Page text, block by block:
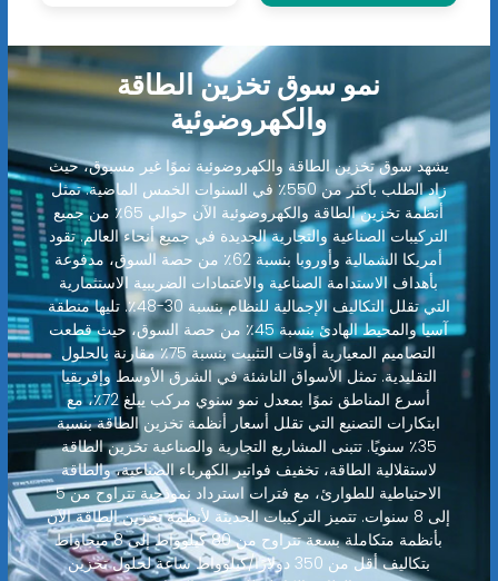
نمو سوق تخزين الطاقة
والكهروضوئية
يشهد سوق تخزين الطاقة والكهروضوئية نموًا غير مسبوق، حيث
زاد الطلب بأكثر من 550٪ في السنوات الخمس الماضية. تمثل
أنظمة تخزين الطاقة والكهروضوئية الآن حوالي 65٪ من جميع
التركيبات الصناعية والتجارية الجديدة في جميع أنحاء العالم. تقود
أمريكا الشمالية وأوروبا بنسبة 62٪ من حصة السوق، مدفوعة
بأهداف الاستدامة الصناعية والاعتمادات الضريبية الاستثمارية
التي تقلل التكاليف الإجمالية للنظام بنسبة 30-48٪. تليها منطقة
آسيا والمحيط الهادئ بنسبة 45٪ من حصة السوق، حيث قطعت
التصاميم المعيارية أوقات التثبيت بنسبة 75٪ مقارنة بالحلول
التقليدية. تمثل الأسواق الناشئة في الشرق الأوسط وإفريقيا
أسرع المناطق نموًا بمعدل نمو سنوي مركب يبلغ 72٪، مع
ابتكارات التصنيع التي تقلل أسعار أنظمة تخزين الطاقة بنسبة
35٪ سنويًا. تتبنى المشاريع التجارية والصناعية تخزين الطاقة
لاستقلالية الطاقة، تخفيف فواتير الكهرباء الصناعية، والطاقة
الاحتياطية للطوارئ، مع فترات استرداد نموذجية تتراوح من 5
إلى 8 سنوات. تتميز التركيبات الحديثة لأنظمة تخزين الطاقة الآن
بأنظمة متكاملة بسعة تتراوح من 80 كيلوواط إلى 8 ميجاواط
بتكاليف أقل من 350 دولارًا/كيلوواط ساعة لحلول تخزين